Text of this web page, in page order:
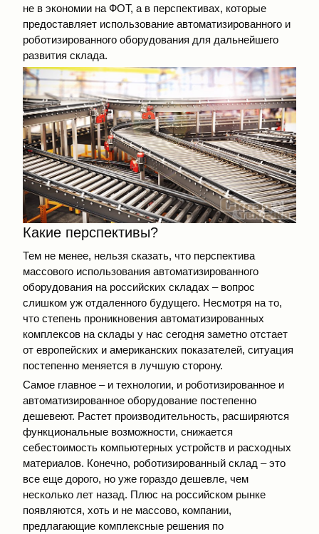
не в экономии на ФОТ, а в перспективах, которые
предоставляет использование автоматизированного и
роботизированного оборудования для дальнейшего
развития склада.
Какие перспективы?
Тем не менее, нельзя сказать, что перспектива
массового использования автоматизированного
оборудования на российских складах – вопрос
слишком уж отдаленного будущего. Несмотря на то,
что степень проникновения автоматизированных
комплексов на склады у нас сегодня заметно отстает
от европейских и американских показателей, ситуация
постепенно меняется в лучшую сторону.
Самое главное – и технологии, и роботизированное и
автоматизированное оборудование постепенно
дешевеют. Растет производительность, расширяются
функциональные возможности, снижается
себестоимость компьютерных устройств и расходных
материалов. Конечно, роботизированный склад – это
все еще дорого, но уже гораздо дешевле, чем
несколько лет назад. Плюс на российском рынке
появляются, хоть и не массово, компании,
предлагающие комплексные решения по